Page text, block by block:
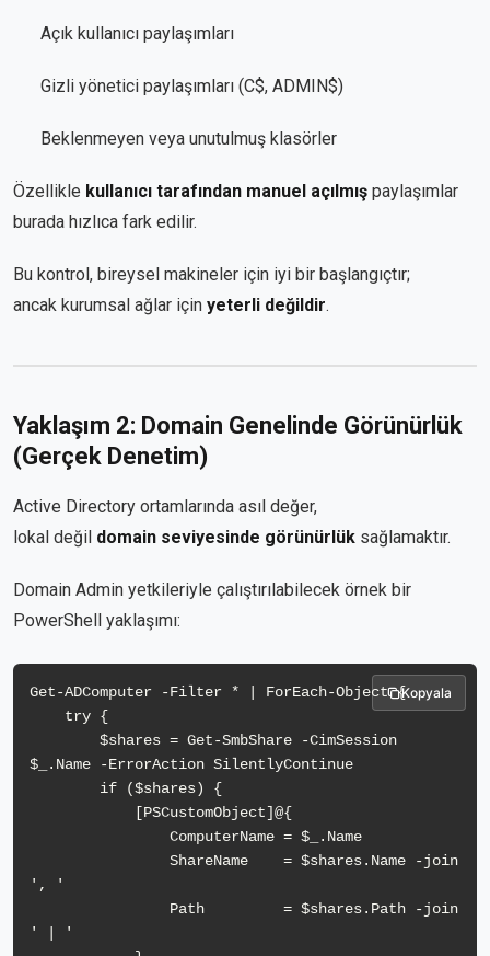
Açık kullanıcı paylaşımları
Gizli yönetici paylaşımları (C$, ADMIN$)
Beklenmeyen veya unutulmuş klasörler
Özellikle kullanıcı tarafından manuel açılmış paylaşımlar
burada hızlıca fark edilir.
Bu kontrol, bireysel makineler için iyi bir başlangıçtır;
ancak kurumsal ağlar için yeterli değildir.
Yaklaşım 2: Domain Genelinde Görünürlük
(Gerçek Denetim)
Active Directory ortamlarında asıl değer,
lokal değil domain seviyesinde görünürlük sağlamaktır.
Domain Admin yetkileriyle çalıştırılabilecek örnek bir
PowerShell yaklaşımı:
Get-ADComputer -Filter * | ForEach-Object {
$_.Name -ErrorAction SilentlyContinue
', '
' | '
Kopyala